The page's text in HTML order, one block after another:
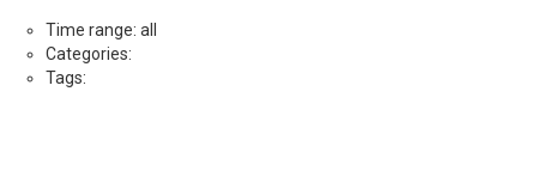
Time range: all
Categories:
Tags: